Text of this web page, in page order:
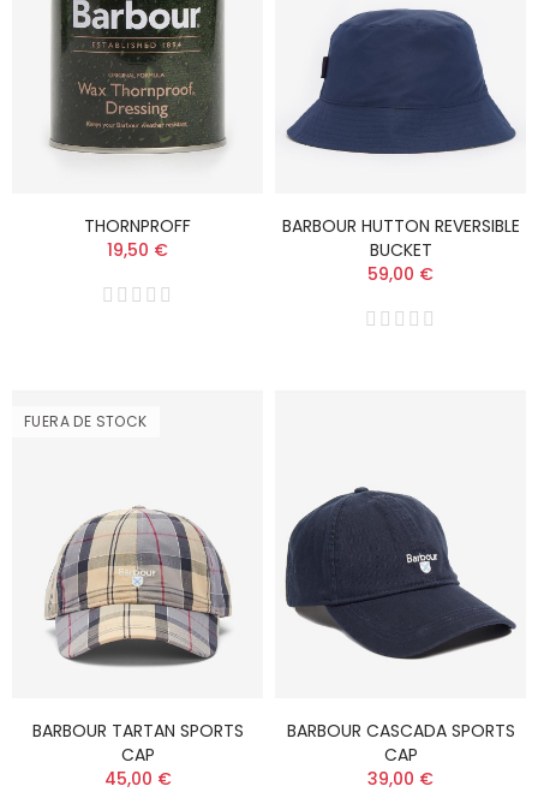
THORNPROFF
19,50 €
BARBOUR HUTTON REVERSIBLE
BUCKET
59,00 €
FUERA DE STOCK
BARBOUR TARTAN SPORTS
CAP
45,00 €
BARBOUR CASCADA SPORTS
CAP
39,00 €